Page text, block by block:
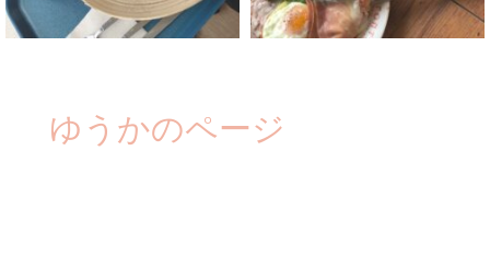
ゆうかのページ